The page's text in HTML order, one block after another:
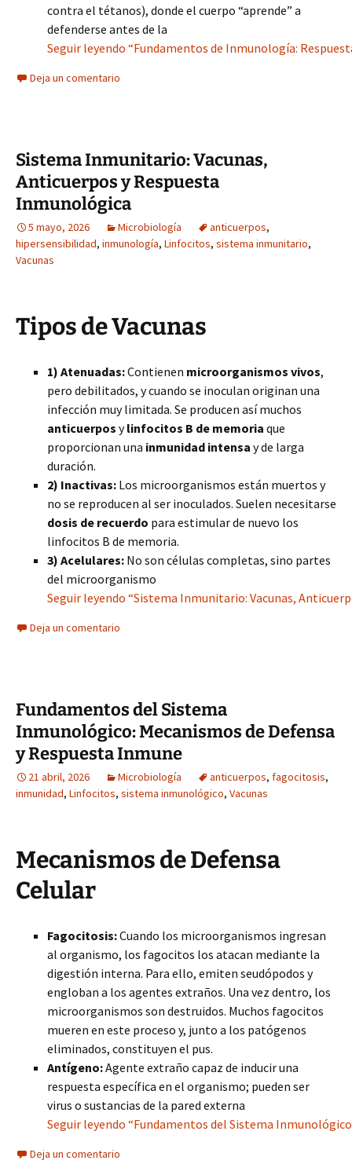
contra el tétanos), donde el cuerpo “aprende” a
defenderse antes de la
Seguir leyendo “Fundamentos de Inmunología:
Deja un comentario
Sistema Inmunitario: Vacunas,
Anticuerpos y Respuesta
Inmunológica
5 mayo, 2026 Microbiología anticuerpos,
hipersensibilidad, inmunología, Linfocitos, sistema inmunitario,
Vacunas
Tipos de Vacunas
1) Atenuadas:Contienen microorganismos vivos,
pero debilitados, y cuando se inoculan originan una
infección muy limitada. Se producen así muchos
anticuerpos ylinfocitos B de memoria que
proporcionan una inmunidad intensa y de larga
duración.
2) Inactivas: Los microorganismos están muertos y
no se reproducen al ser inoculados. Suelen necesitarse
dosis de recuerdo para estimular de nuevo los
linfocitos B de memoria.
3) Acelulares: No son células completas, sino partes
del microorganismo
Seguir leyendo “Sistema Inmunitario: Vacunas,
Deja un comentario
Fundamentos del Sistema
Inmunológico: Mecanismos de Defensa
y Respuesta Inmune
21 abril, 2026 Microbiología anticuerpos, fagocitosis,
inmunidad, Linfocitos, sistema inmunológico, Vacunas
Mecanismos de Defensa
Celular
Fagocitosis:Cuando los microorganismos ingresan
al organismo, los fagocitos los atacan mediante la
digestión interna. Para ello, emiten seudópodos y
engloban a los agentes extraños. Una vez dentro, los
microorganismos son destruidos. Muchos fagocitos
mueren en este proceso y, junto a los patógenos
eliminados, constituyen el pus.
Antígeno:Agente extraño capaz de inducir una
respuesta específica en el organismo; pueden ser
virus o sustancias de la pared externa
Seguir leyendo “Fundamentos del Sistema
Deja un comentario